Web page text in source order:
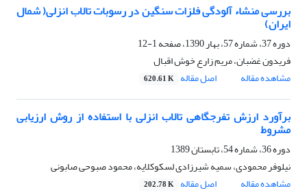
بررسی منشاء آلودگی فلزات سنگین در رسوبات تالاب انزلی( شمال
ایران)
دوره 37، شماره 57، بهار 1390، صفحه
1-12
فریدون غضبان، مریم زارع خوش اقبال
مشاهده مقاله
اصل مقاله 620.61 K
برآورد ارزش تفرجگاهی تالاب انزلی با استفاده از روش ارزیابی
مشروط
دوره 36، شماره 54، تابستان 1389
نیلوفر محمودی، سمیه شیرزادی لسکوکلایه، محمود صبوحی صابونی
مشاهده مقاله
اصل مقاله 202.78 K